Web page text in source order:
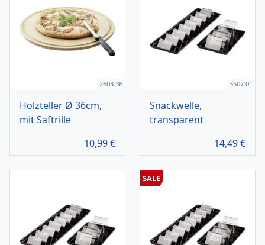
2603.36
Holzteller Ø 36cm,
mit Saftrille
10,99€
3507.01
Snackwelle,
transparent
14,49€
SALE